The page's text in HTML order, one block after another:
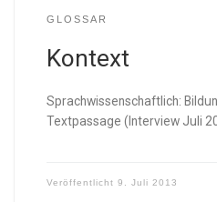
GLOSSAR
Kontext
Sprachwissenschaftlich:
Textpassage (Interview Juli
Veröffentlicht 9. Juli 2013